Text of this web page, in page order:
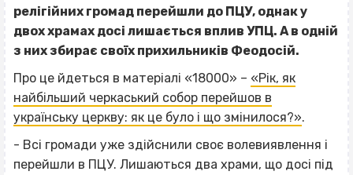
релігійних громад перейшли до ПЦУ, однак у
двох храмах досі лишається вплив УПЦ. А в одній
з них збирає своїх прихильників Феодосій.
Про це йдеться в матеріалі «18000» – «Рік, як
найбільший черкаський собор перейшов в
українську церкву: як це було і що змінилося?».
- Всі громади уже здійснили своє волевиявлення і
перейшли в ПЦУ. Лишаються два храми, що досі під